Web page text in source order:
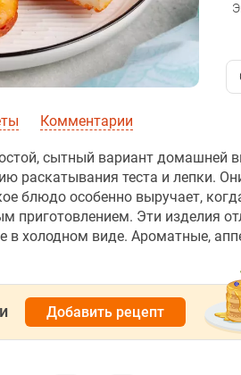
Комментарии
сытный вариант домашней
раскатывания теста и
блюдо особенно выручает,
приготовлением. Эти изделия
в холодном виде. Ароматные,
Добавить рецепт